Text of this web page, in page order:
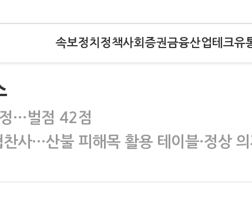
속보정치 정책사회 증권금융산업테크유
정…벌점 42점
사…산불 피해목 활용 테이블·정상